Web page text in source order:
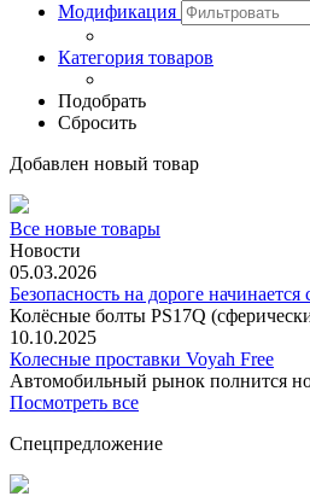
Модификация
Категория товаров
Подобрать
Сбросить
Добавлен новый товар
Все новые товары
Новости
05.03.2026
Безопасность на дороге
Колёсные болты PS17Q
10.10.2025
Колесные проставки Voyah Free
Автомобильный рынок
Посмотреть все
Спецпредложение